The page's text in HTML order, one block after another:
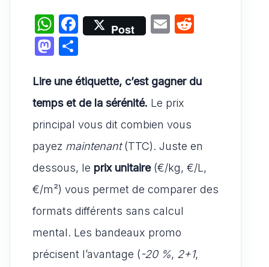
W
h
at
s
A
p
p
F
a
e
b
o
o
k
Post
E
l
di
M
st
o
d
o
n
ta
g
er
Lire une étiquette, c’est gagner du
temps et de la sérénité. Le prix
principal vous dit combien vous
payez maintenant(TTC). Juste en
dessous, le prix unitaire(€/kg, €/L,
€/m²) vous permet de comparer des
formats différents sans calcul
mental. Les bandeaux promo
précisent l’avantage (-20 %, 2+1,